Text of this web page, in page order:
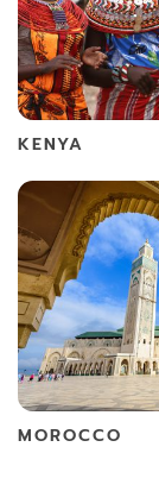
KENYA
MOROCCO